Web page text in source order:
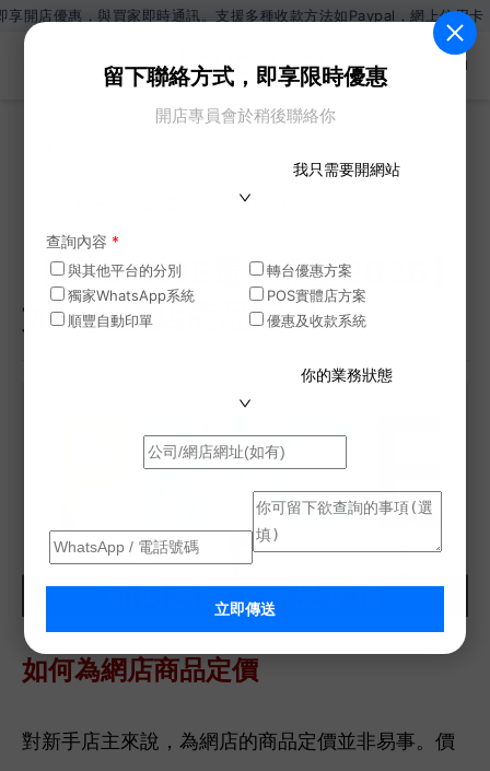
惠，與買家即時通訊。支援多種收款方法如Paypal，網上信用卡，
ZH
留下聯絡方式，即享限時優惠
開店專員會於稍後聯絡你
我只需要開網站
查詢內容 *
與其他平台的分別
轉台優惠方案
獨家WhatsApp系統
POS實體店方案
順豐自動印單
優惠及收款系統
你的業務狀態
立即傳送
【SHOPAGE電商教室2026】如何為網店商品定價
【SHOPAGE電商教室2026】
如何為網店商品定價
如何為網店商品定價
對新手店主來說，為網店的商品定價並非易事。價